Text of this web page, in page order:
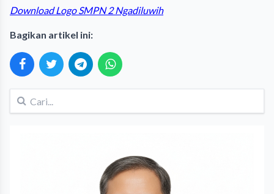
Download Logo SMPN 2 Ngadiluwih
Bagikan artikel ini: